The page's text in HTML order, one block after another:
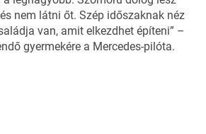
nem látni őt. Szép időszaknak néz
van, amit elkezdhet építeni” –
gyermekére a Mercedes-pilóta.